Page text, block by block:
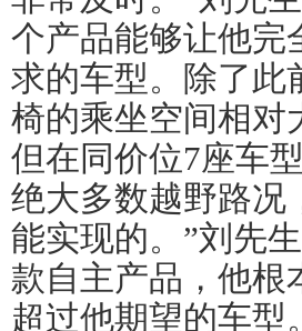
个产品能够让他完
求的车型。除了此
椅的乘坐空间相对
但在同价位7座车
绝大多数越野路况
能实现的。”刘先
款自主产品，他根
超过他期望的车型